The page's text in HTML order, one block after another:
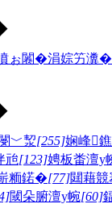
ぉ闂�涓婃竻瀵�
﹀洯[255]娴峰
兘[123]娉板畨澶у
粫鍩�[77]閮藉
閾朵腑澶у帵[60]